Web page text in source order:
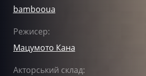
bambooua
Режисер:
Мацумото Кана
Акторський склад: